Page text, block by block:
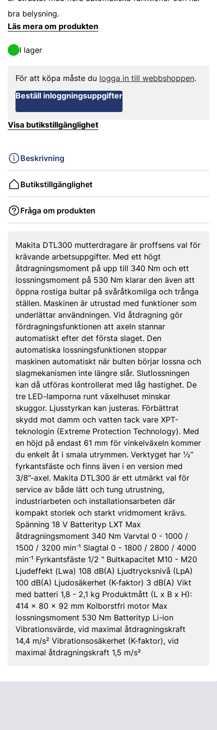
bra belysning.
Läs mera om produkten
I lager
För att köpa måste du logga in till webbshoppen.
Beställ inloggningsuppgifter
Visa butikstillgänglighet
Beskrivning
Butikstillgänglighet
Fråga om produkten
Makita DTL300 mutterdragare är proffsens val för
krävande arbetsuppgifter. Med ett högt
åtdragningsmoment på upp till 340 Nm och ett
lossningsmoment på 530 Nm klarar den även att
öppna rostiga bultar på svåråtkomliga och trånga
ställen. Maskinen är utrustad med funktioner som
underlättar användningen. Vid åtdragning gör
fördragningsfunktionen att axeln stannar
automatiskt efter det första slaget. Den
automatiska lossningsfunktionen stoppar
maskinen automatiskt när bulten börjar lossna och
slagmekanismen inte längre slår. Slutlossningen
kan då utföras kontrollerat med låg hastighet. De
tre LED-lamporna runt växelhuset minskar
skuggor. Ljusstyrkan kan justeras. Förbättrat
skydd mot damm och vatten tack vare XPT-
teknologin (Extreme Protection Technology). Med
en höjd på endast 61 mm för vinkelväxeln kommer
du enkelt åt i smala utrymmen. Verktyget har ½”
fyrkantsfäste och finns även i en version med
3/8”-axel. Makita DTL300 är ett utmärkt val för
service av både lätt och tung utrustning,
industriarbeten och installationsarbeten där
kompakt storlek och starkt vridmoment krävs.
Spänning 18 V Batterityp LXT Max
åtdragningsmoment 340 Nm Varvtal 0 - 1000 /
1500 / 3200 min⁻¹ Slagtal 0 - 1800 / 2800 / 4000
min⁻¹ Fyrkantsfäste 1/2 " Bultkapacitet M10 - M20
Ljudeffekt (Lwa) 108 dB(A) Ljudtrycksnivå (LpA)
100 dB(A) Ljudosäkerhet (K-faktor) 3 dB(A) Vikt
med batteri 1,8 - 2,1 kg Produktmått (L x B x H):
414 x 80 x 92 mm Kolborstfri motor Max
lossningsmoment 530 Nm Batterityp Li-ion
Vibrationsvärde, vid maximal åtdragningskraft
14,4 m/s² Vibrationsosäkerhet (K-faktor), vid
maximal åtdragningskraft 1,5 m/s²